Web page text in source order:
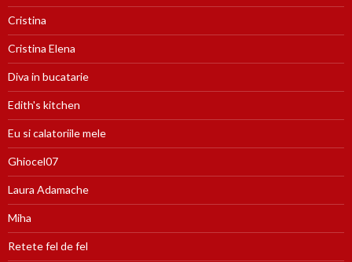
Cristina
Cristina Elena
Diva in bucatarie
Edith's kitchen
Eu si calatoriile mele
Ghiocel07
Laura Adamache
Miha
Retete fel de fel